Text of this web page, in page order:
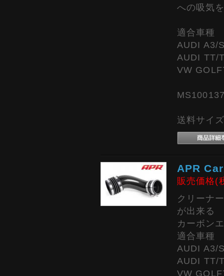
への吸気
適合車種
AUDI A3/
AUDI TT/
VW
送料サイ
APR
販売価格(
クリーナ
が出来る
カーボン
適合車種
AUDI A3/
AUDI TT/
VW